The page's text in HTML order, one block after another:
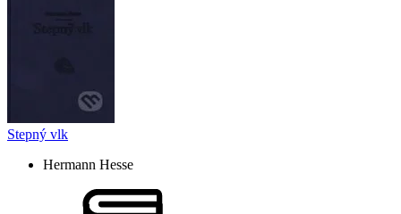
Stepný vlk
Hermann Hesse